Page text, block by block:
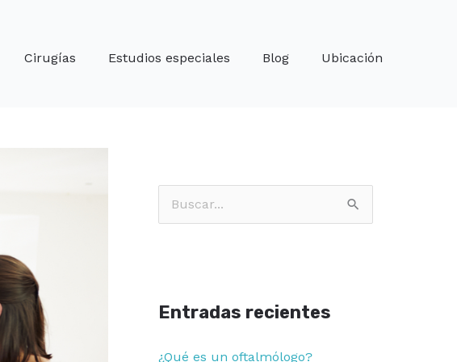
Cirugías Estudios especiales Blog Ubicación
a
Entradas recientes
¿Qué es un oftalmólogo?